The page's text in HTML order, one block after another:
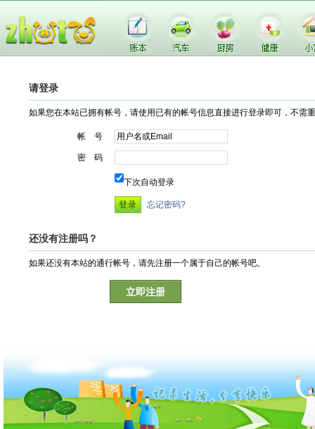
请登录
如果您在本站已拥有帐号，请使用已有的帐号信息直接进行登录即可，不需
帐 号
密 码
下次自动登录
忘记密码?
还没有注册吗？
如果还没有本站的通行帐号，请先注册一个属于自己的帐号吧。
立即注册